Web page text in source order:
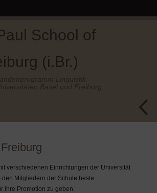
School of
(i.Br.)
verschiedenen Einrichtungen der Universität
den Mitgliedern der Schule beste
ihre Promotion zu geben.